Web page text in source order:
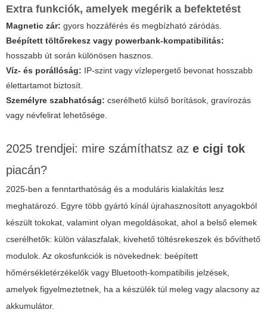
Extra funkciók, amelyek megérik a befektetést
Magnetic zár: gyors hozzáférés és megbízható záródás.
Beépített töltőrekesz vagy powerbank-kompatibilitás:
hosszabb út során különösen hasznos.
Víz- és porállóság: IP-szint vagy vízlepergető bevonat hosszabb
élettartamot biztosít.
Személyre szabhatóság: cserélhető külső borítások, gravírozás
vagy névfelirat lehetősége.
2025 trendjei: mire számíthatsz az e cigi tok
piacán?
2025-ben a fenntarthatóság és a moduláris kialakítás lesz
meghatározó. Egyre több gyártó kínál újrahasznosított anyagokból
készült tokokat, valamint olyan megoldásokat, ahol a belső elemek
cserélhetők: külön válaszfalak, kivehető töltésrekeszek és bővíthető
modulok. Az okosfunkciók is növekednek: beépített
hőmérsékletérzékelők vagy Bluetooth-kompatibilis jelzések,
amelyek figyelmeztetnek, ha a készülék túl meleg vagy alacsony az
akkumulátor.